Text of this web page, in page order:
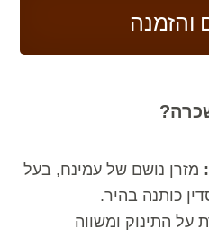
והזמנה
מזרן נושם של עמינח, בעל
כותנה בהיר.
על התינוק ומשווה